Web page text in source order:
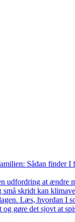
Sådan finder I
udfordring at ændre
skridt kan
Læs, hvordan I
gøre det sjovt at